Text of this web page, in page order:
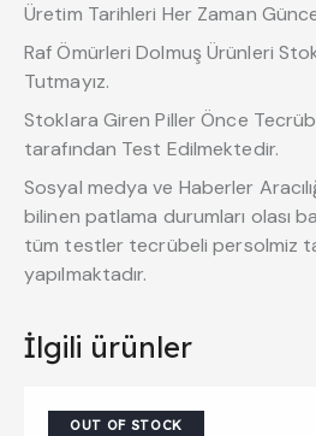
Üretim Tarihleri Her Zaman
Raf Ömürleri Dolmuş Ürünleri
Tutmayız.
Stoklara Giren Piller Önce
tarafından Test Edilmektedir.
Sosyal medya ve Haberler
bilinen patlama durumları olası
tüm testler tecrübeli persolmiz
yapılmaktadır.
İlgili ürünler
OUT OF STOCK